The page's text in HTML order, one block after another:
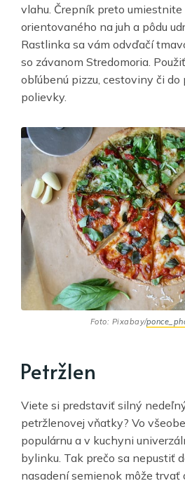
vlahu. Črepník preto umiestnite
orientovaného na juh a pôdu
Rastlinka sa vám odvďačí
so závanom Stredomoria.
obľúbenú pizzu, cestoviny či do
polievky.
Foto: Pixabay/
Petržlen
Viete si predstaviť silný
petržlenovej vňatky? Vo
populárnu a v kuchyni
bylinku. Tak prečo sa nepustiť
nasadení semienok môže trvať